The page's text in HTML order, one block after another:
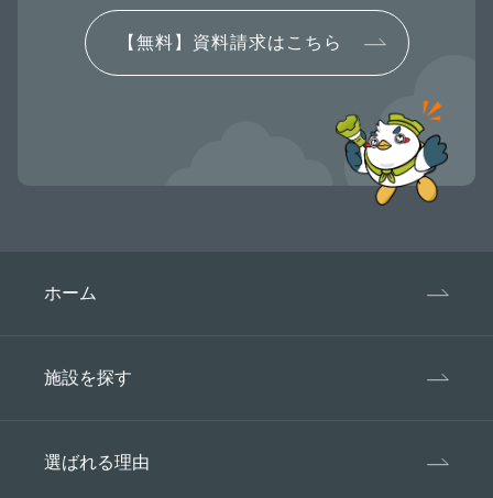
【無料】資料請求はこちら
ホーム
施設を探す
選ばれる理由